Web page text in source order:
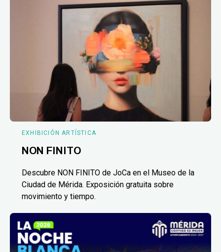
EXHIBICIÓN ARTÍSTICA
NON FINITO
Descubre NON FINITO de JoCa en el Museo de la
Ciudad de Mérida. Exposición gratuita sobre
movimiento y tiempo.